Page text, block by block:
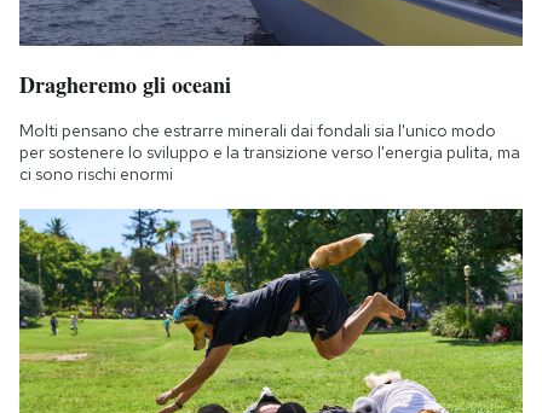
Dragheremo gli oceani
Molti pensano che estrarre minerali dai fondali sia l'unico modo
per sostenere lo sviluppo e la transizione verso l'energia pulita, ma
ci sono rischi enormi